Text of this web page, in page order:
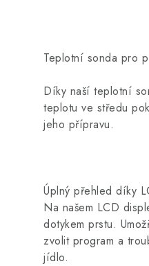
Teplotní sonda pro
Díky naší teplotní
teplotu ve středu
jeho přípravu.
Úplný přehled díky
Na našem LCD
dotykem prstu.
zvolit program a
jídlo.